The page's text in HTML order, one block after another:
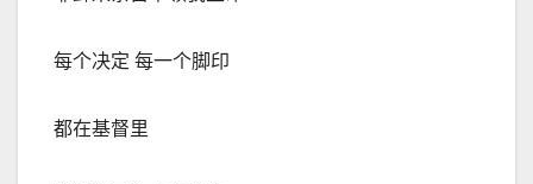
每个决定 每一个脚印
都在基督里